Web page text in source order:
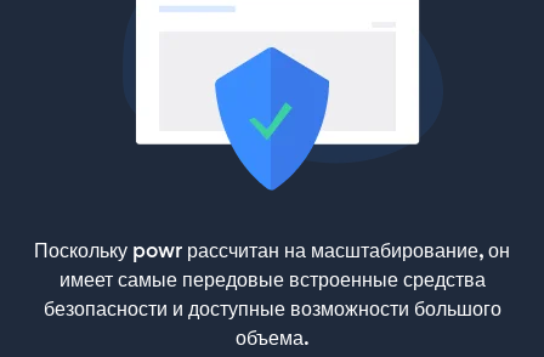
Поскольку powr рассчитан на масштабирование, он
имеет самые передовые встроенные средства
безопасности и доступные возможности большого
объема.